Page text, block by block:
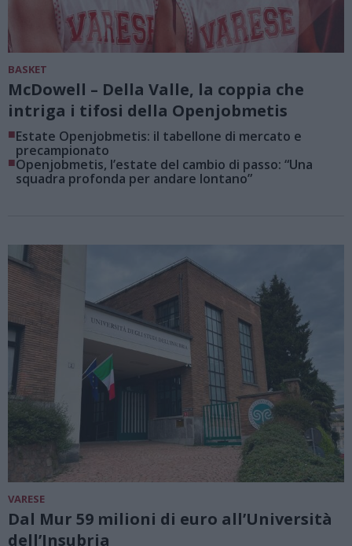
BASKET
McDowell – Della Valle, la coppia che
intriga i tifosi della Openjobmetis
■Estate Openjobmetis: il tabellone di mercato e
precampionato
■Openjobmetis, l’estate del cambio di passo: “Una
squadra profonda per andare lontano”
VARESE
Dal Mur 59 milioni di euro all’Università
dell’Insubria